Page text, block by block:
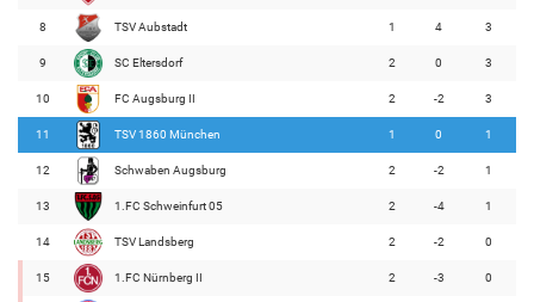
8 TSV Aubstadt 1 4 3
9 SC Eltersdorf 2 0 3
10 FC Augsburg II 2 -2 3
11 TSV 1860 München 1 0 1
12 Schwaben Augsburg 2 -2 1
13 1.FC Schweinfurt 05 2 -4 1
14 TSV Landsberg 2 -2 0
15 1.FC Nürnberg II 2 -3 0